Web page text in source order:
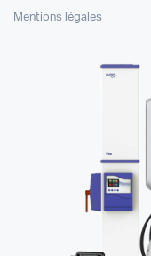
Mentions légales